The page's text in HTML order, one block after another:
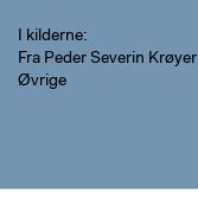
I kilderne
Fra Peder Severin Krøyer
Øvrige